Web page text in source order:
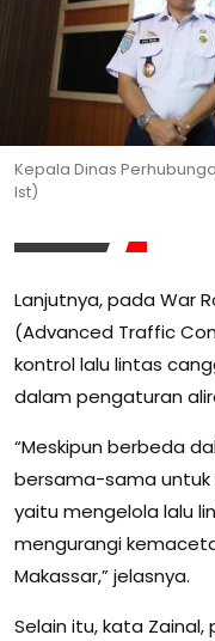
Kepala Dinas
Ist)
Lanjutnya, pada War
(Advanced Traffic
kontrol lalu lintas
dalam pengaturan
“Meskipun berbeda
bersama-sama
yaitu mengelola lalu
mengurangi
Makassar,” jelasnya.
Selain itu, kata